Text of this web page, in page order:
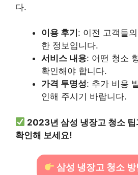
다.
이용 후기 : 이전 고객들
한 정보입니다.
서비스 내용: 어떤 청소
확인해야 합니다.
가격 투명성: 추가 비용
인해 주시기 바랍니다.
2023년 삼성 냉장고 청소
확인해 보세요!
삼성 냉장고 청소 방